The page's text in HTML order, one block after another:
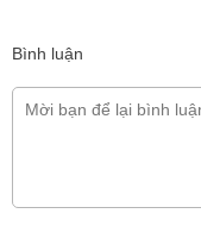
Bình luận